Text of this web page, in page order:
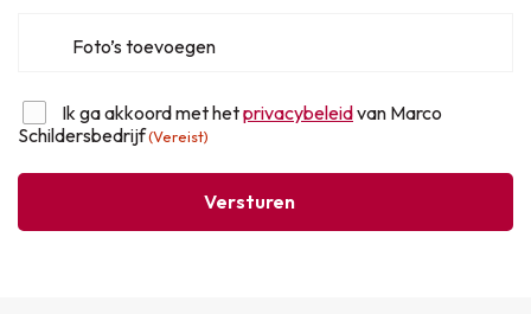
Instemming(Vereist)
Ik ga akkoord met hetprivacybeleidvan Marco
Schildersbedrijf(Vereist)